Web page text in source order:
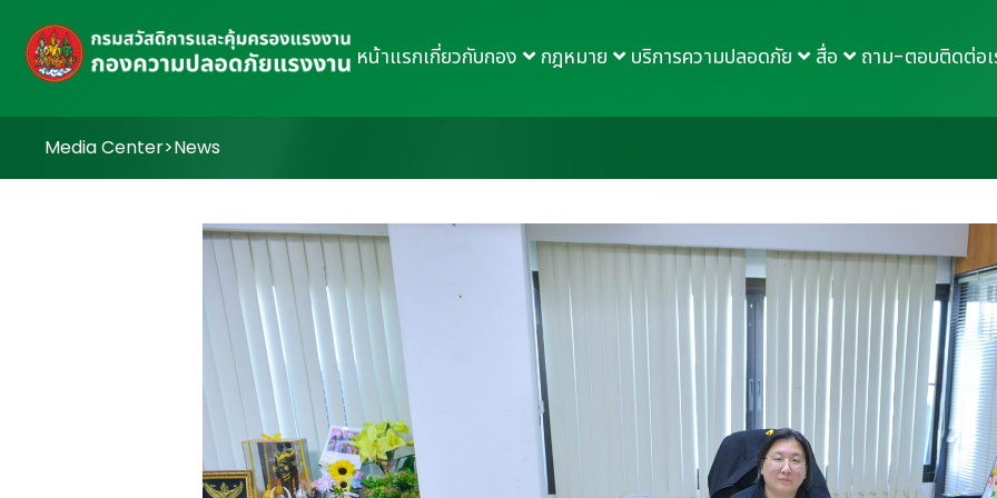
หน้าแรกเกี่ยวกับกอง กฎหมาย บริการความปลอดภัย สื่อ ถาม-ตอบติดต่อเ
Media Center>News